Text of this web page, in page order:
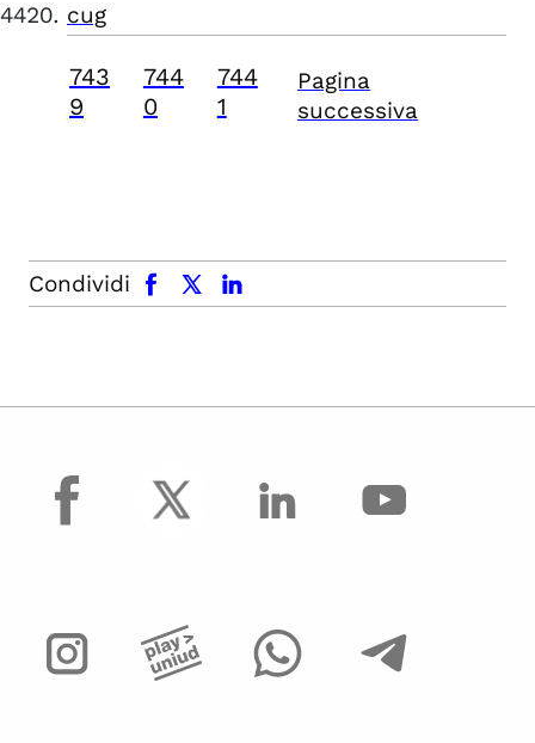
cug
743
9
744
0
744
1
Pagina
successiva
Condividi
facebook x.com linkedin
facebook